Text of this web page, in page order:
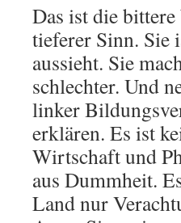
Das ist die
tieferer Sinn. Sie
aussieht. Sie
schlechter. Und
linker
erklären. Es ist
Wirtschaft und
aus Dummheit.
Land nur